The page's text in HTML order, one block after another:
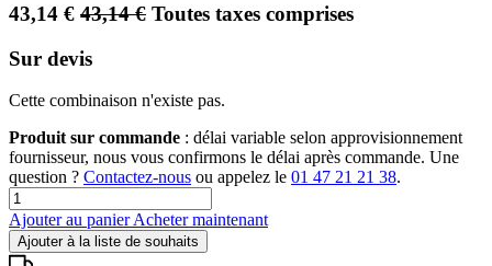
43,14 € 43,14€ Toutes taxes comprises
Sur devis
Cette combinaison n'existe pas.
Produit sur commande : délai variable selon approvisionnement
fournisseur, nous vous confirmons le délai après commande. Une
question ? Contactez-nous ou appelez le 01 47 21 21 38.
Ajouter au panierAcheter maintenant
Ajouter à la liste de souhaits